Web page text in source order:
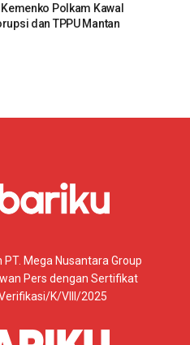
Polkam Kawal
dan TPPU Mantan
Mega Nusantara Group
Pers dengan Sertifikat
K/VIII/2025